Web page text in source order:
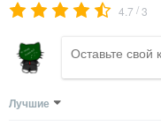
4.7 /3
Лучшие